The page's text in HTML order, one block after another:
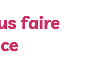
faire